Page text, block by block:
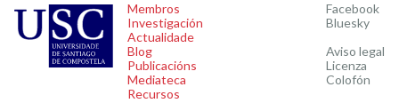
Membros
Investigación
Actualidade
Blog
Publicacións
Mediateca
Recursos
Facebook
Bluesky
Aviso legal
Licenza
Colofón